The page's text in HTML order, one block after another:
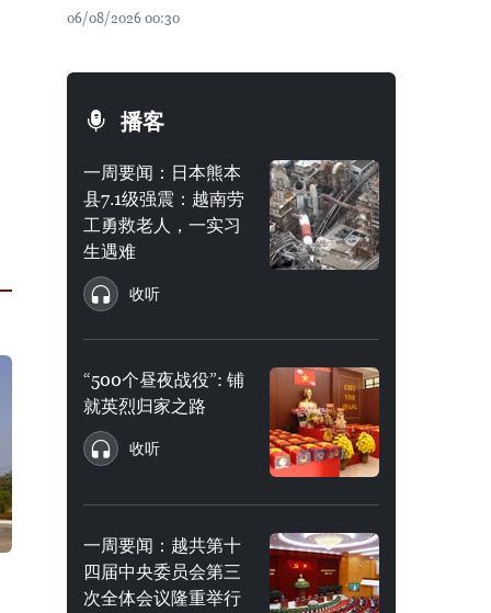
06/08/2026 00:30
播客
一周要闻：日本熊本
县7.1级强震：越南劳
工勇救老人，一实习
生遇难
收听
“500个昼夜战役”: 铺
就英烈归家之路
收听
一周要闻：越共第十
四届中央委员会第三
次全体会议隆重举行